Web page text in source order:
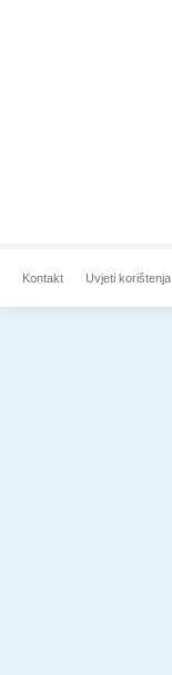
Kontakt Uvjeti korištenja